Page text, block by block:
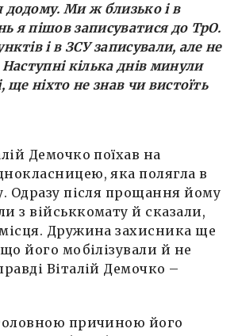
додому. Ми ж близько і в
я пішов записуватися до ТрО.
і в ЗСУ записували, але не
Наступні кілька днів минули
ще ніхто не знав чи вистоїть
Демочко поїхав на
яка полягла в
Одразу після прощання йому
з військкомату й сказали,
Дружина захисника ще
його мобілізували й не
Віталій Демочко –
причиною його